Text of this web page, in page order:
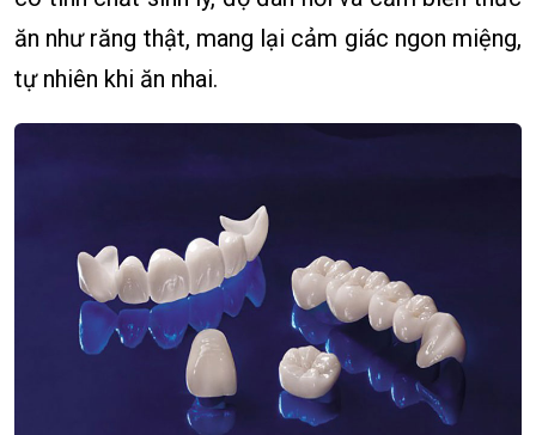
ăn như răng thật, mang lại cảm giác ngon miệng,
tự nhiên khi ăn nhai.